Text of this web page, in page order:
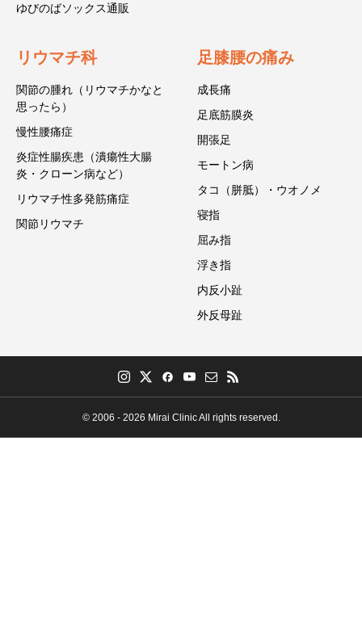
ゆびのばソックス通販
リウマチ科
関節の腫れ（リウマチかなと
思ったら）
慢性腰痛症
炎症性腸疾患（潰瘍性大腸
炎・クローン病など）
リウマチ性多発筋痛症
関節リウマチ
足膝腰の痛み
成長痛
足底筋膜炎
開張足
モートン病
タコ（胼胝）・ウオノメ
寝指
屈み指
浮き指
内反小趾
外反母趾
© 2006 - 2026 Mirai Clinic All rights reserved.